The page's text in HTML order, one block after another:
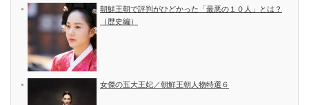
朝鮮王朝で評判がひどかった「最悪の１０人」とは？
（歴史編）
女傑の五大王妃／朝鮮王朝人物特選６